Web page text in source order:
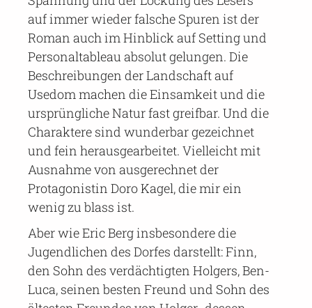
auf immer wieder falsche Spuren ist der
Roman auch im Hinblick auf Setting und
Personaltableau absolut gelungen. Die
Beschreibungen der Landschaft auf
Usedom machen die Einsamkeit und die
ursprüngliche Natur fast greifbar. Und die
Charaktere sind wunderbar gezeichnet
und fein herausgearbeitet. Vielleicht mit
Ausnahme von ausgerechnet der
Protagonistin Doro Kagel, die mir ein
wenig zu blass ist.
Aber wie Eric Berg insbesondere die
Jugendlichen des Dorfes darstellt: Finn,
den Sohn des verdächtigten Holgers, Ben-
Luca, seinen besten Freund und Sohn des